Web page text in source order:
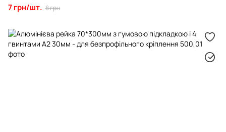
7 грн/шт. 8 грн